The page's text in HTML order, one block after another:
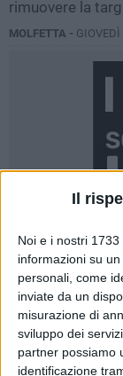
Il
Noi e i nostri 1733
informazioni su
personali, come
inviate da un
misurazione di
sviluppo dei servizi.
partner possiamo
identificazione
rimuovere la
MOLFETTA -